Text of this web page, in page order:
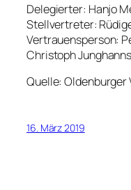
Delegierter: Hanjo
Stellvertreter:
Vertrauensperson:
Christoph
Quelle: Oldenburger
16. März 2019